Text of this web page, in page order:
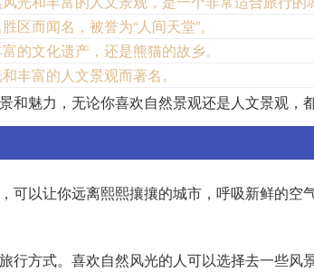
区而闻名，被誉为“人间天堂”。
的文化遗产，还是熊猫的故乡。
丰富的人文景观而著名。
和魅力，无论你喜欢自然景观还是人文景观，
可以让你远离熙熙攘攘的城市，呼吸新鲜的
行方式。喜欢自然风光的人可以选择去一些